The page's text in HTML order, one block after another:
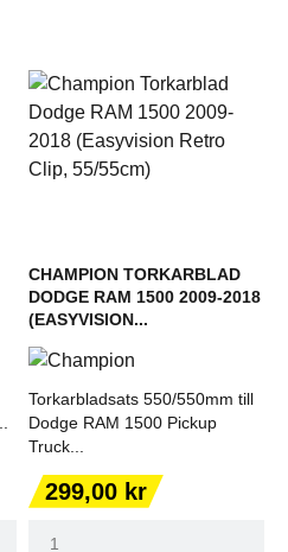
CHAMPION TORKARBLAD
DODGE RAM 1500 2009-2018
(EASYVISION...
Torkarbladsats 550/550mm till
Dodge RAM 1500 Pickup
Truck...
Pris
299,00 kr